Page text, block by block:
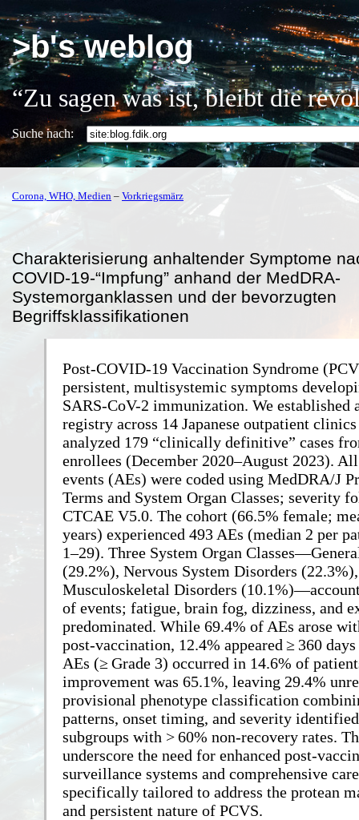
>b's weblog
“Zu sagen was ist, bleibt die
Suche nach:
Corona, WHO, Medien – Vorkriegsmärz
Charakterisierung anhaltender Symptome
COVID-19-“Impfung” anhand der MedDRA-
Systemorganklassen und der bevorzugten
Begriffsklassifikationen
Post-COVID-19 Vaccination Syndrome
persistent, multisystemic symptoms
SARS-CoV-2 immunization. We established
registry across 14 Japanese outpatient
analyzed 179 “clinically definitive” cases
enrollees (December 2020–August 2023).
events (AEs) were coded using MedDRA/J
Terms and System Organ Classes; severity
CTCAE V5.0. The cohort (66.5% female;
years) experienced 493 AEs (median 2 per
1–29). Three System Organ
(29.2%), Nervous System Disorders
Musculoskeletal Disorders
of events; fatigue, brain fog, dizziness, and
predominated. While 69.4% of AEs arose
post-vaccination, 12.4% appeared ≥ 360
AEs (≥ Grade 3) occurred in 14.6% of
improvement was 65.1%, leaving 29.4%
provisional phenotype classification
patterns, onset timing, and severity
subgroups with > 60% non-recovery rates.
underscore the need for enhanced post-
surveillance systems and comprehensive
specifically tailored to address the protean
and persistent nature of PCVS.